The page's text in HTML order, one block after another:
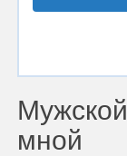
мной